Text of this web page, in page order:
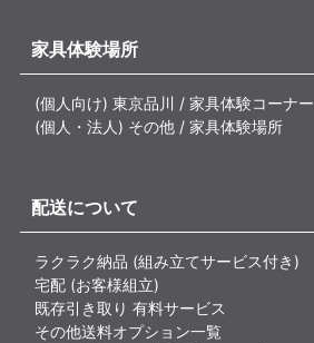
家具体験場所
(個人向け) 東京品川 / 家具体験コーナー
(個人・法人) その他 / 家具体験場所
配送について
ラクラク納品 (組み立てサービス付き)
宅配 (お客様組立)
既存引き取り 有料サービス
その他送料オプション一覧